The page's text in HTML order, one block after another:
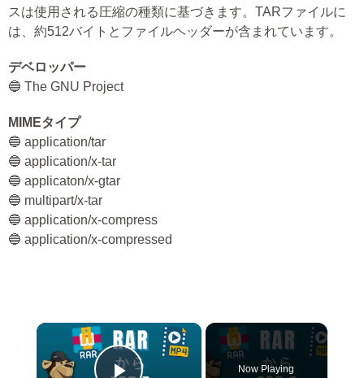
スは使用される圧縮の種類に基づきます。TARファイルに
は、約512バイトとファイルヘッダーが含まれています。
デベロッパー
🔵 The GNU Project
MIMEタイプ
🔵 application/tar
🔵 application/x-tar
🔵 applicaton/x-gtar
🔵 multipart/x-tar
🔵 application/x-compress
🔵 application/x-compressed
×
Now Playing